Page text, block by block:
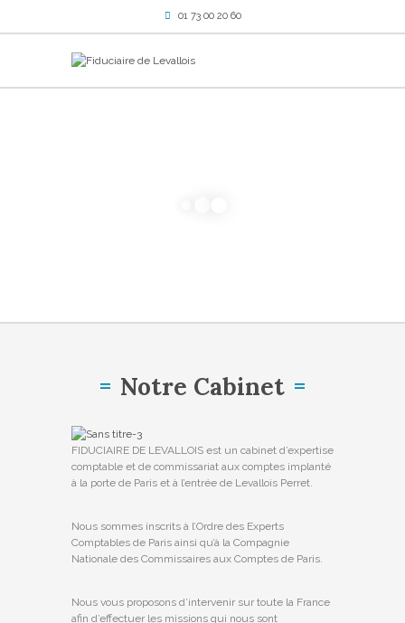
01 73 00 20 60
Notre Cabinet
FIDUCIAIRE DE LEVALLOIS est un cabinet d’expertise
comptable et de commissariat aux comptes implanté
à la porte de Paris et à l’entrée de Levallois Perret.
Nous sommes inscrits à l’Ordre des Experts
Comptables de Paris ainsi qu’à la Compagnie
Nationale des Commissaires aux Comptes de Paris.
Nous vous proposons d’intervenir sur toute la France
afin d’effectuer les missions qui nous sont